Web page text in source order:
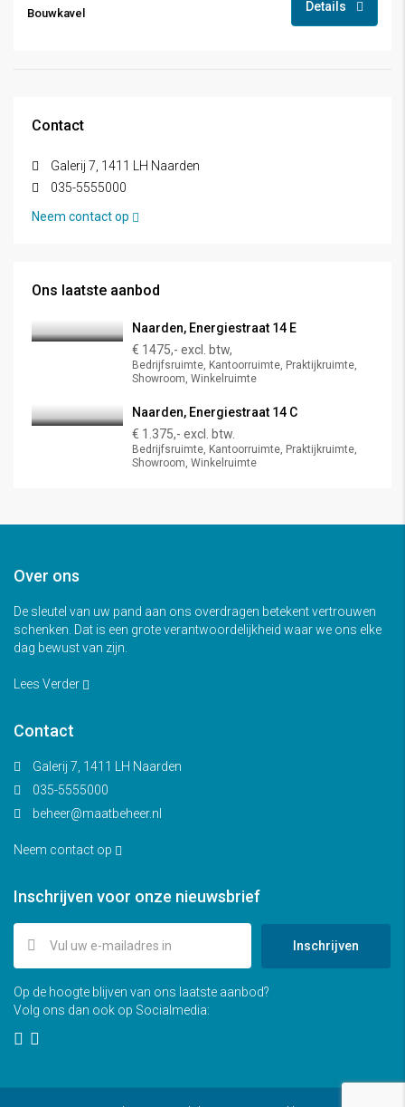
Bouwkavel
Details
Contact
Galerij 7, 1411 LH Naarden
035-5555000
Neem contact op
Ons laatste aanbod
Naarden, Energiestraat 14 E
€ 1475,- excl. btw,
Bedrijfsruimte, Kantoorruimte, Praktijkruimte,
Showroom, Winkelruimte
Naarden, Energiestraat 14 C
€ 1.375,- excl. btw.
Bedrijfsruimte, Kantoorruimte, Praktijkruimte,
Showroom, Winkelruimte
Over ons
De sleutel van uw pand aan ons overdragen betekent vertrouwen
schenken. Dat is een grote verantwoordelijkheid waar we ons elke
dag bewust van zijn.
Lees Verder
Contact
Galerij 7, 1411 LH Naarden
035-5555000
beheer@maatbeheer.nl
Neem contact op
Inschrijven voor onze nieuwsbrief
Inschrijven
Op de hoogte blijven van ons laatste aanbod?
Volg ons dan ook op Socialmedia: